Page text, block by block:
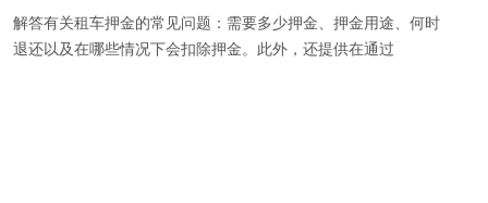
解答有关租车押金的常见问题：需要多少押金、押金用途、何时
退还以及在哪些情况下会扣除押金。此外，还提供在通过